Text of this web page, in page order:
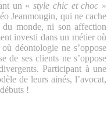
un « style chic et choc »
Jeanmougin, qui ne cache
monde, ni son affection
investi dans un métier où
déontologie ne s’oppose
de ses clients ne s’oppose
Participant à une
de leurs ainés, l’avocat,
!